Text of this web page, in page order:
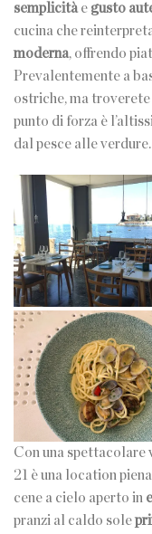
semplicità e gusto
cucina che
moderna, offrendo
Prevalentemente a
ostriche, ma
punto di forza è
dal pesce alle verdure.
Con una spettacolare
21 è una location
cene a cielo aperto in
pranzi al caldo sole